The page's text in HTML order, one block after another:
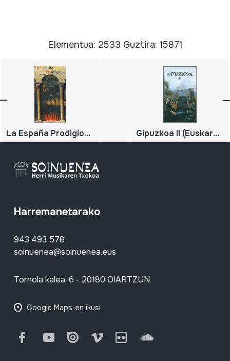
Elementua: 2533 Guztira: 15871
La España Prodigiosa; Nuestras Fiestas II El primer viernes de mayo; 08·01 Los hombres de musgo; 04·01·01; 02·01·01; 01·01·02 La boda Maragata; 04·01·01; 02·01·01; 01·01·02; 06 El cipotegato El día del traje ansotano La feria de sallent Gipuzkoa II (Euskarazko bertsioa)
Harremanetarako
943 493 578
soinuenea@soinuenea.eus
Tornola kalea, 6 - 20180 OIARTZUN
Google Maps-en ikusi
FacebookYoutube Issuu Vimeo Flickr SoundCloud